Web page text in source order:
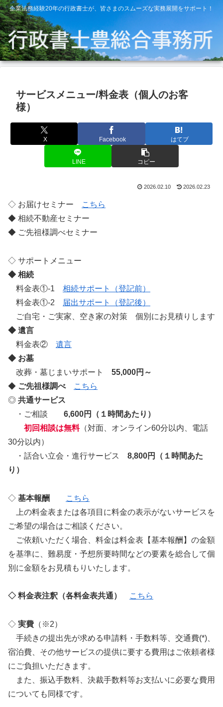
企業法務経験20年の行政書士が、皆さまのスムーズな実務展開をサポート！
サービスメニュー/料金表（個人のお客
様）
X Facebook はてブ
LINE コピー
2026.02.10 2026.02.23
◇ お届けセミナー
こちら
◆ 相続不動産セミナー
◆ ご先祖様調べセミナー
◇ サポートメニュー
◆ 相続
料金表①-1 相続サポート（登記前）
料金表①-2
届出サポート（登記後）
ご自宅・ご実家、空き家の対策 個別にお見積りします
◆ 遺言
料金表② 遺言
◆ お墓
改葬・墓じまいサポート 55,000円～
◆ ご先祖様調べ
こちら
◎ 共通サービス
・ご相談 6,600円（１時間あたり）
初回相談は無料（対面、オンライン60分以内、電話
30分以内）
・話合い立会・進行サービス 8,800円（１時間あた
り）
◇ 基本報酬
こちら
上の料金表または各項目に料金の表示がないサービスを
ご希望の場合はご相談ください。
ご依頼いただく場合、料金は料金表【基本報酬】の金額
を基準に、難易度・予想所要時間などの要素を総合して個
別に金額をお見積もりいたします。
◇ 料金表注釈（各料金表共通） こちら
◇ 実費 （※2）
手続きの提出先が求める申請料・手数料等、交通費(*)、
宿泊費、その他サービスの提供に要する費用はご依頼者様
にご負担いただきます。
また、振込手数料、決裁手数料等お支払いに必要な費用
についても同様です。